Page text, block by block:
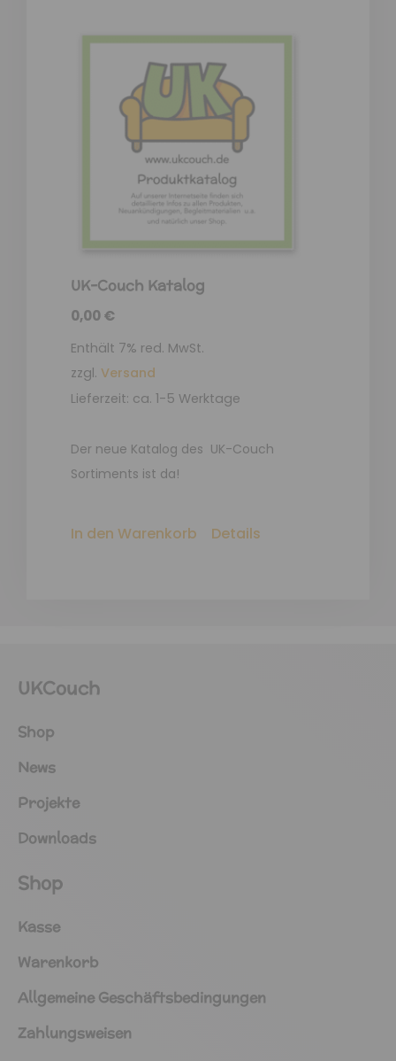
UK-Couch Katalog
0,00€
Enthält 7% red. MwSt.
zzgl. Versand
Lieferzeit: ca. 1-5 Werktage
Der neue Katalog des UK-Couch
Sortiments ist da!
In den Warenkorb Details
UKCouch
Shop
News
Projekte
Downloads
Shop
Kasse
Warenkorb
Allgemeine Geschäftsbedingungen
Zahlungsweisen